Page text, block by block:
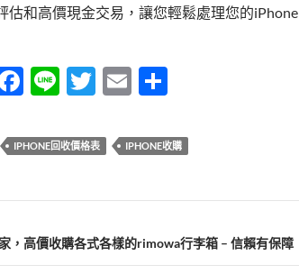
估和高價現金交易，讓您輕鬆處理您的iPhone
F
e
b
o
k
Li
e
T
itt
er
E
ail
IPHONE回收價格表 IPHONE收購
，高價收購各式各樣的rimowa行李箱 – 信賴有保障